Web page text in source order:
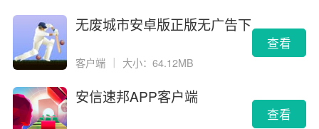
无废城市安卓版正版无广告下
客户端 大小：64.12MB
查看
安信速邦APP客户端
查看